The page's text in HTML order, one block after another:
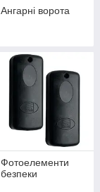
Ангарні ворота
Фотоелементи
безпеки